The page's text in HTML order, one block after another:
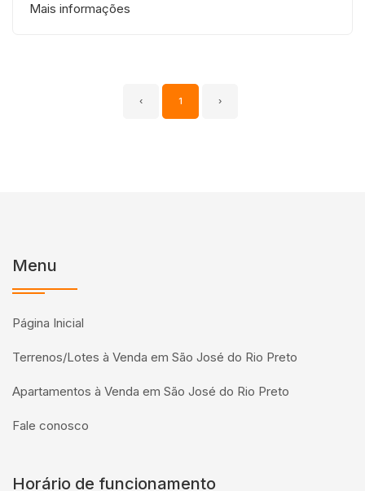
Mais informações
‹ 1 ›
Menu
Página Inicial
Terrenos/Lotes à Venda em São José do Rio Preto
Apartamentos à Venda em São José do Rio Preto
Fale conosco
Horário de funcionamento